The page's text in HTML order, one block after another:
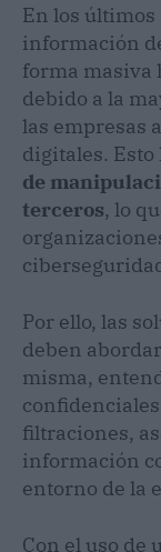
En los
información
forma masiva
debido a la
las empresas
digitales. Esto
de
terceros, lo
Por ello, las
deben
misma,
filtraciones,
información
entorno de la
Con el uso de